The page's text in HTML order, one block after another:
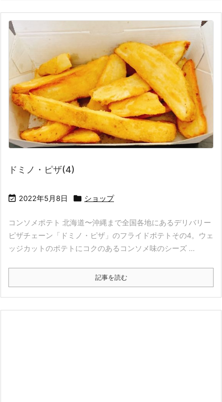
ドミノ・ピザ(4)
 2022年5月8日  ショップ
コンソメポテト 北海道〜沖縄まで全国各地にあるデリバリー
ピザチェーン「ドミノ・ピザ」のフライドポテトその4。ウェ
ッジカットのポテトにコクのあるコンソメ味のシーズ ...
記事を読む